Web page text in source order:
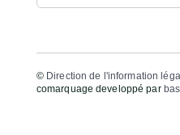
© Direction de l'information
comarquage developpé par